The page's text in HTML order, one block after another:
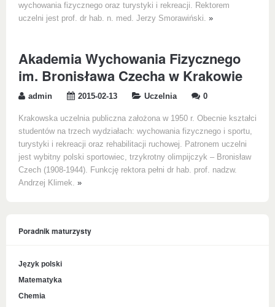
wychowania fizycznego oraz turystyki i rekreacji. Rektorem
uczelni jest prof. dr hab. n. med. Jerzy Smorawiński. »
Akademia Wychowania Fizycznego
im. Bronisława Czecha w Krakowie
admin 2015-02-13 Uczelnia 0
Krakowska uczelnia publiczna założona w 1950 r. Obecnie kształci
studentów na trzech wydziałach: wychowania fizycznego i sportu,
turystyki i rekreacji oraz rehabilitacji ruchowej. Patronem uczelni
jest wybitny polski sportowiec, trzykrotny olimpijczyk – Bronisław
Czech (1908-1944). Funkcję rektora pełni dr hab. prof. nadzw.
Andrzej Klimek. »
Poradnik maturzysty
Język polski
Matematyka
Chemia